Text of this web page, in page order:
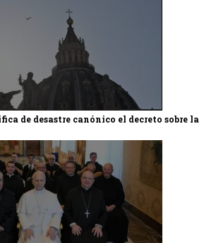
de desastre canónico el decreto sobre la